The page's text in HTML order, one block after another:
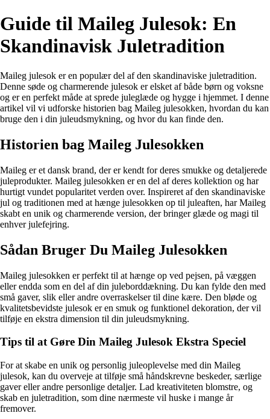
Guide til Maileg Julesok: En
Skandinavisk Juletradition
Maileg julesok er en populær del af den skandinaviske juletradition.
Denne søde og charmerende julesok er elsket af både børn og voksne
og er en perfekt måde at sprede juleglæde og hygge i hjemmet. I denne
artikel vil vi udforske historien bag Maileg julesokken, hvordan du kan
bruge den i din juleudsmykning, og hvor du kan finde den.
Historien bag Maileg Julesokken
Maileg er et dansk brand, der er kendt for deres smukke og detaljerede
juleprodukter. Maileg julesokken er en del af deres kollektion og har
hurtigt vundet popularitet verden over. Inspireret af den skandinaviske
jul og traditionen med at hænge julesokken op til juleaften, har Maileg
skabt en unik og charmerende version, der bringer glæde og magi til
enhver julefejring.
Sådan Bruger Du Maileg Julesokken
Maileg julesokken er perfekt til at hænge op ved pejsen, på væggen
eller endda som en del af din juleborddækning. Du kan fylde den med
små gaver, slik eller andre overraskelser til dine kære. Den bløde og
kvalitetsbevidste julesok er en smuk og funktionel dekoration, der vil
tilføje en ekstra dimension til din juleudsmykning.
Tips til at Gøre Din Maileg Julesok Ekstra Speciel
For at skabe en unik og personlig juleoplevelse med din Maileg
julesok, kan du overveje at tilføje små håndskrevne beskeder, særlige
gaver eller andre personlige detaljer. Lad kreativiteten blomstre, og
skab en juletradition, som dine nærmeste vil huske i mange år
fremover.